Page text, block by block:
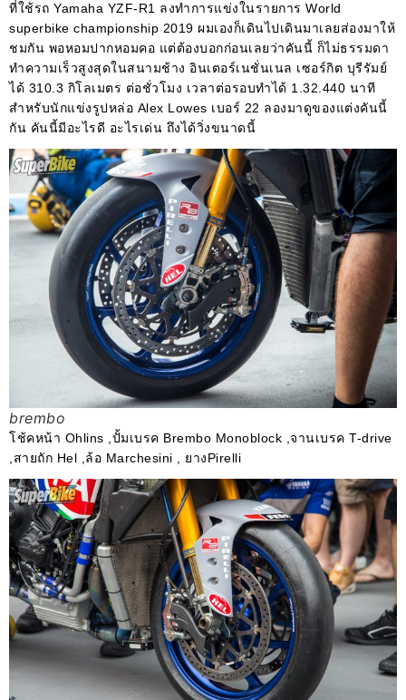
ที่ใช้รถ Yamaha YZF-R1 ลงทำการแข่งในรายการ World
superbike championship 2019 ผมเองก็เดินไปเดินมาเลยส่องมาให้
ชมกัน พอหอมปากหอมคอ แต่ต้องบอกก่อนเลยว่าคันนี้ ก็ไม่ธรรมดา
ทำความเร็วสูงสุดในสนามช้าง อินเตอร์เนชั่นเนล เซอร์กิต บุรีรัมย์
ได้ 310.3 กิโลเมตร ต่อชั่วโมง เวลาต่อรอบทำได้ 1.32.440 นาที
สำหรับนักแข่งรูปหล่อ Alex Lowes เบอร์ 22 ลองมาดูของแต่งคันนี้
กัน คันนี้มีอะไรดี อะไรเด่น ถึงได้วิ่งขนาดนี้
brembo
โช้คหน้า Ohlins ,ปั้มเบรค Brembo Monoblock ,จานเบรค T-drive
,สายถัก Hel ,ล้อ Marchesini , ยางPirelli